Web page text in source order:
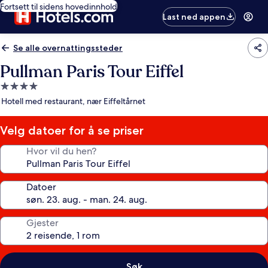
Fortsett til sidens hovedinnhold
Last ned appen
Se alle overnattingssteder
Pullman Paris Tour Eiffel
Overnattingssted
med
stjerner
Hotell med restaurant, nær Eiffeltårnet
Velg datoer for å se priser
Hvor vil du hen?
Datoer
Gjester